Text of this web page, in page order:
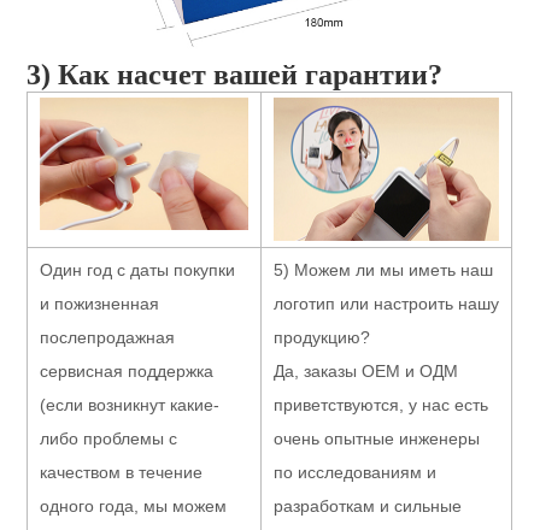
3) Как насчет вашей гарантии?
Один год с даты покупки
и пожизненная
послепродажная
сервисная поддержка
(если возникнут какие-
либо проблемы с
качеством в течение
одного года, мы можем
5) Можем ли мы иметь наш
логотип или настроить нашу
продукцию?
Да, заказы OEM и ОДМ
приветствуются, у нас есть
очень опытные инженеры
по исследованиям и
разработкам и сильные